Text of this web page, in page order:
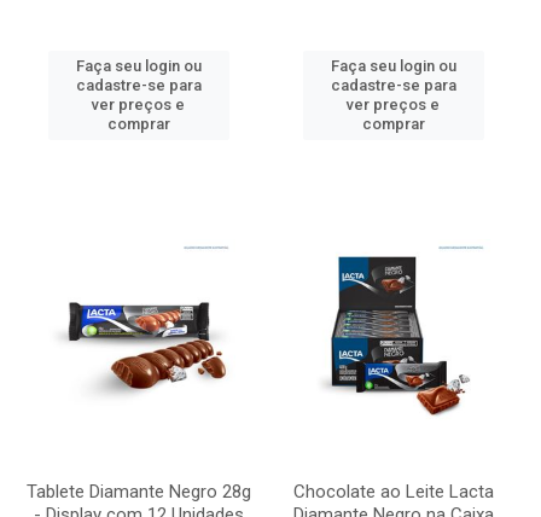
Faça seu login ou
cadastre-se para
ver preços e
comprar
Faça seu login ou
cadastre-se para
ver preços e
comprar
Tablete Diamante Negro 28g
Chocolate ao Leite Lacta